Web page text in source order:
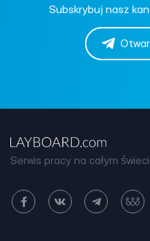
Subskrybuj nasz
Serwis pracy na całym